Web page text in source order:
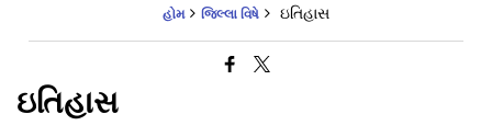
હોમ જિલ્લા વિષે ઇતિહાસ
ઇતિહાસ